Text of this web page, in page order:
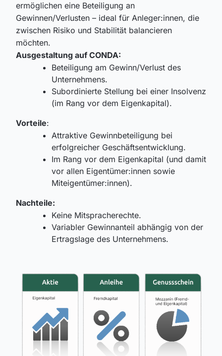
ermöglichen eine Beteiligung an
Gewinnen/Verlusten – ideal für Anleger:innen, die
zwischen Risiko und Stabilität balancieren
möchten.
Ausgestaltung auf CONDA:
Beteiligung am Gewinn/Verlust des
Unternehmens.
Subordinierte Stellung bei einer Insolvenz
(im Rang vor dem Eigenkapital).
Vorteile:
Attraktive Gewinnbeteiligung bei
erfolgreicher Geschäftsentwicklung.
Im Rang vor dem Eigenkapital (und damit
vor allen Eigentümer:innen sowie
Miteigentümer:innen).
Nachteile:
Keine Mitspracherechte.
Variabler Gewinnanteil abhängig von der
Ertragslage des Unternehmens.